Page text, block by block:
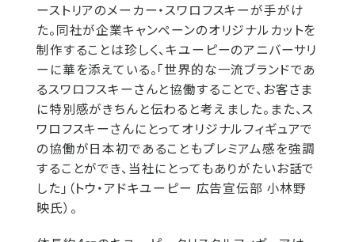
ーストリアのメーカー・スワロフスキーが手がけ
た。同社が企業キャンペーンのオリジナルカットを
制作することは珍しく、キユーピーのアニバーサリ
ーに華を添えている。「世界的な一流ブランドであ
るスワロフスキーさんと協働することで、お客さま
に特別感がきちんと伝わると考えました。また、ス
ワロフスキーさんにとってオリジナルフィギュアで
の協働が日本初であることもプレミアム感を強調
することができ、当社にとってもありがたいお話で
した」（トウ・アドキユーピー 広告宣伝部 小林野
映氏）。